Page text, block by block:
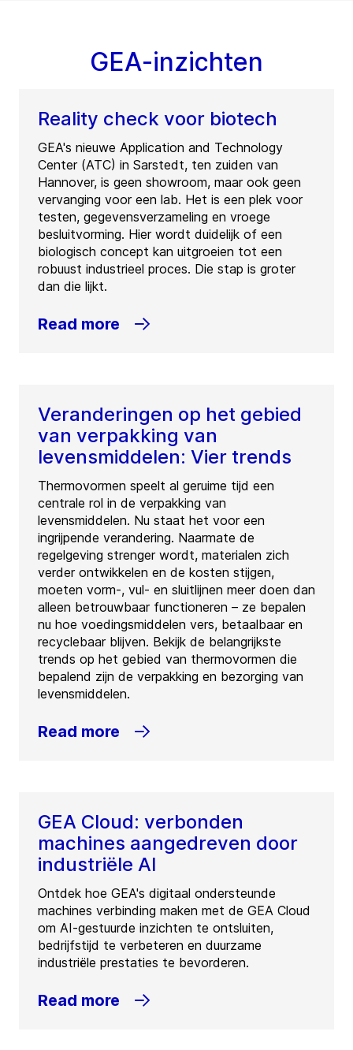
GEA-inzichten
Reality check voor biotech
GEA's nieuwe Application and Technology
Center (ATC) in Sarstedt, ten zuiden van
Hannover, is geen showroom, maar ook geen
vervanging voor een lab. Het is een plek voor
testen, gegevensverzameling en vroege
besluitvorming. Hier wordt duidelijk of een
biologisch concept kan uitgroeien tot een
robuust industrieel proces. Die stap is groter
dan die lijkt.
Read more
Veranderingen op het gebied
van verpakking van
levensmiddelen: Vier trends
Thermovormen speelt al geruime tijd een
centrale rol in de verpakking van
levensmiddelen. Nu staat het voor een
ingrijpende verandering. Naarmate de
regelgeving strenger wordt, materialen zich
verder ontwikkelen en de kosten stijgen,
moeten vorm-, vul- en sluitlijnen meer doen dan
alleen betrouwbaar functioneren – ze bepalen
nu hoe voedingsmiddelen vers, betaalbaar en
recyclebaar blijven. Bekijk de belangrijkste
trends op het gebied van thermovormen die
bepalend zijn de verpakking en bezorging van
levensmiddelen.
Read more
GEA Cloud: verbonden
machines aangedreven door
industriële AI
Ontdek hoe GEA's digitaal ondersteunde
machines verbinding maken met de GEA Cloud
om AI-gestuurde inzichten te ontsluiten,
bedrijfstijd te verbeteren en duurzame
industriële prestaties te bevorderen.
Read more